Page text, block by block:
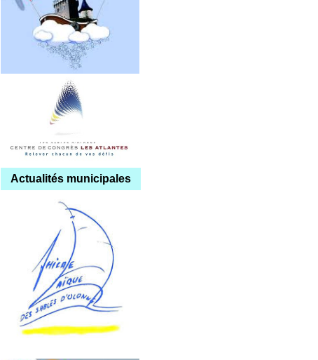
Actualités municipales